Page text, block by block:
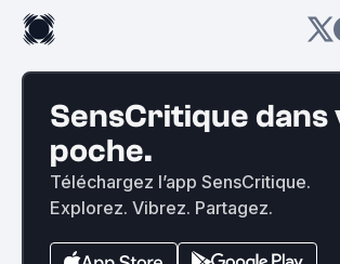
SensCritique
poche.
Téléchargez l’app SensCritique.
Explorez. Vibrez. Partagez.